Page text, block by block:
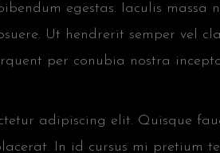
egestas. Iaculis massa
Ut hendrerit semper vel
per conubia nostra
adipiscing elit. Quisque
In id cursus mi pretium